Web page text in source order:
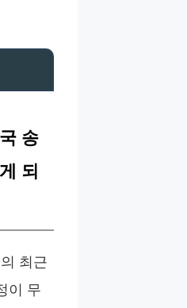
송
되
최근
이 무